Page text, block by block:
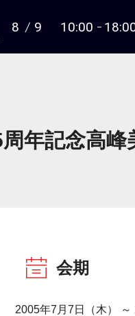
8 9 10:00
年記念高
会期
2005年7月7日（木） ～